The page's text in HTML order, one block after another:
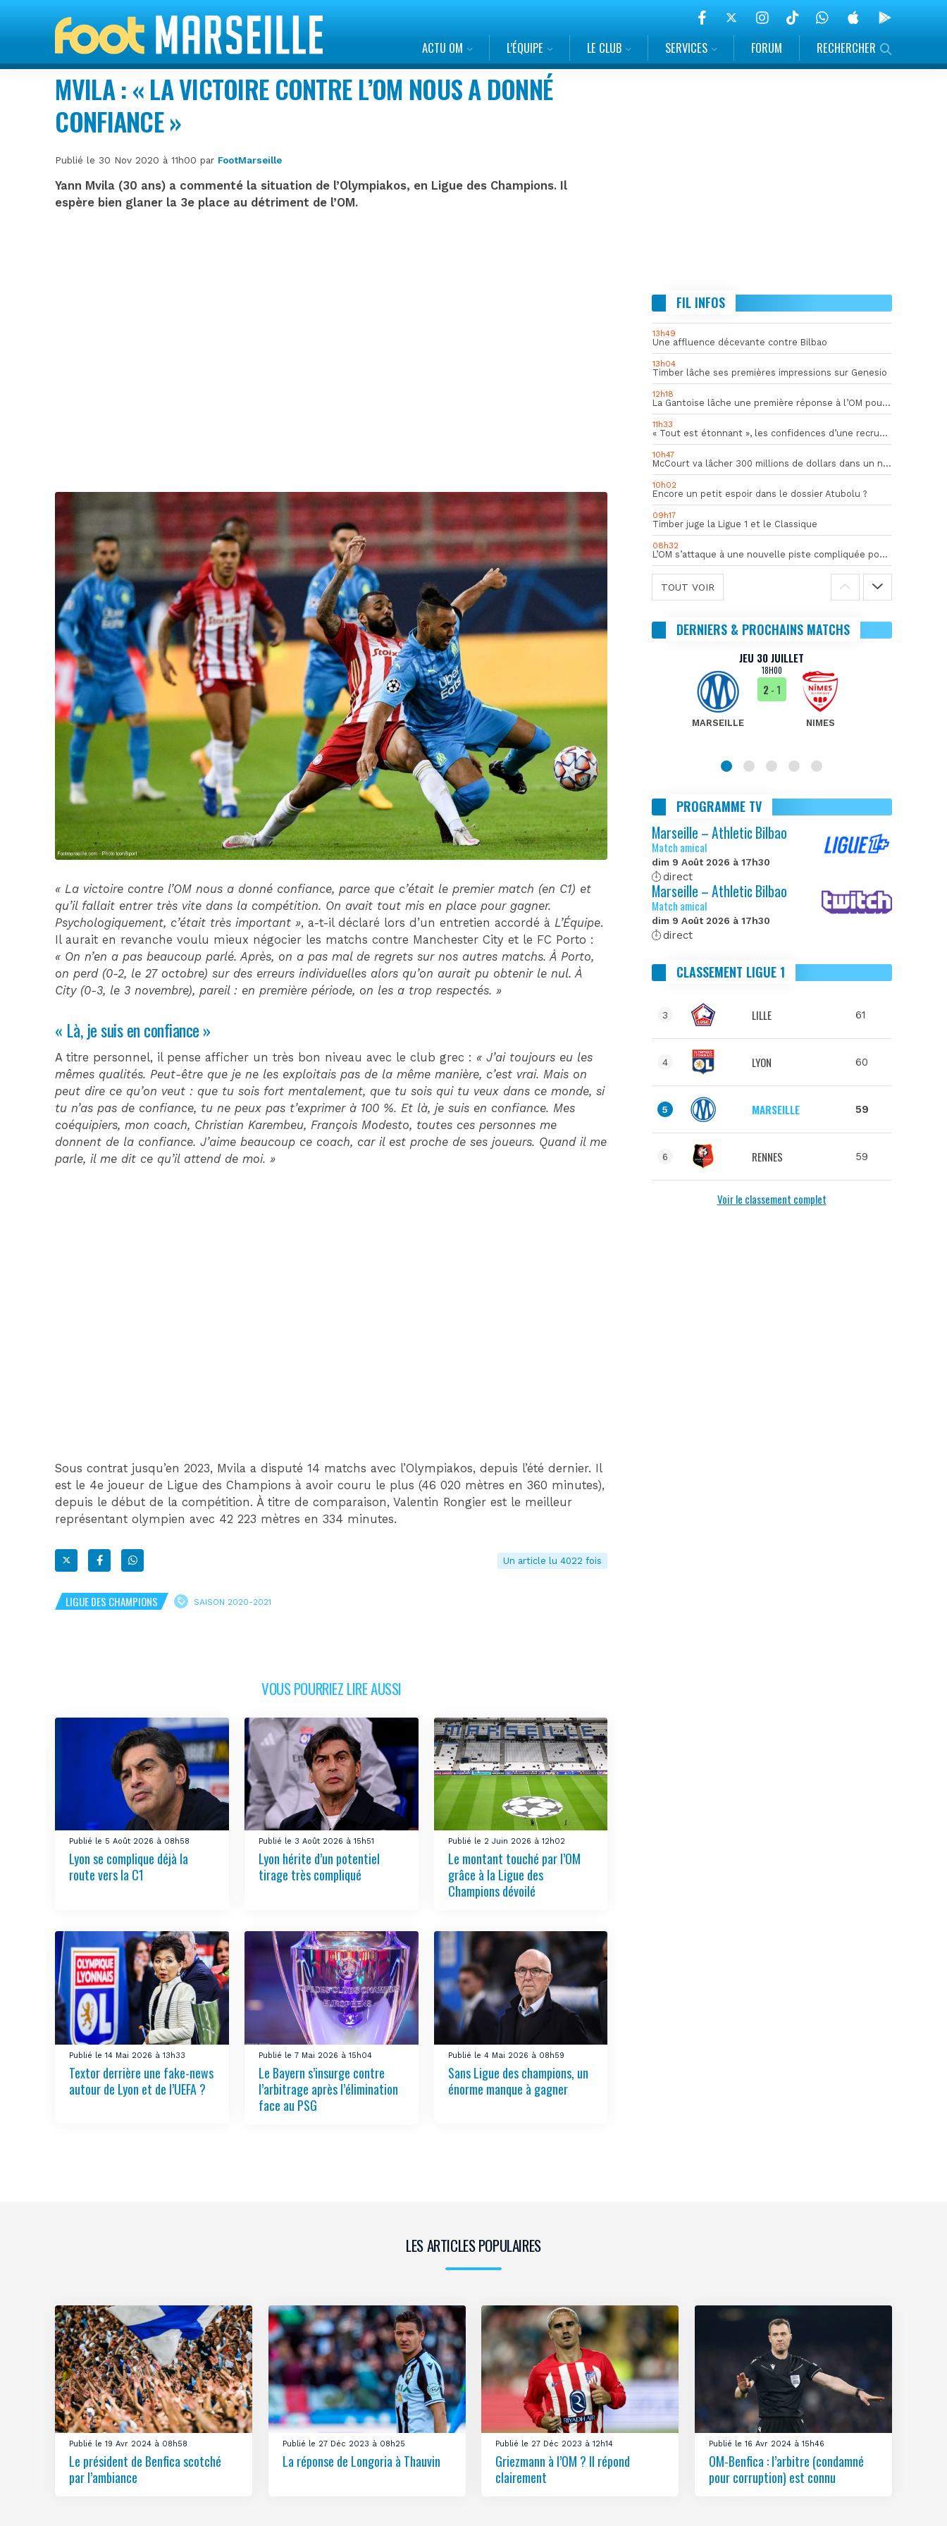
ACTU OM L’ÉQUIPE LE CLUB SERVICES FORUM RECHERCHER
MVILA : « LA VICTOIRE CONTRE L’OM NOUS A DONNÉ
CONFIANCE »
Publié le 30 Nov 2020 à 11h00 par FootMarseille
Yann Mvila (30 ans) a commenté la situation de l’Olympiakos, en Ligue des Champions. Il
espère bien glaner la 3e place au détriment de l’OM.
« La victoire contre l’OM nous a donné confiance, parce que c’était le premier match (en C1) et
qu’il fallait entrer très vite dans la compétition. On avait tout mis en place pour gagner.
Psychologiquement, c’était très important », a-t-il déclaré lors d’un entretien accordé à L’Équipe.
Il aurait en revanche voulu mieux négocier les matchs contre Manchester City et le FC Porto :
« On n’en a pas beaucoup parlé. Après, on a pas mal de regrets sur nos autres matchs. À Porto,
on perd (0-2, le 27 octobre) sur des erreurs individuelles alors qu’on aurait pu obtenir le nul. À
City (0-3, le 3 novembre), pareil : en première période, on les a trop respectés. »
« Là, je suis en confiance »
A titre personnel, il pense afficher un très bon niveau avec le club grec : « J’ai toujours eu les
mêmes qualités. Peut-être que je ne les exploitais pas de la même manière, c’est vrai. Mais on
peut dire ce qu’on veut : que tu sois fort mentalement, que tu sois qui tu veux dans ce monde, si
tu n’as pas de confiance, tu ne peux pas t’exprimer à 100 %. Et là, je suis en confiance. Mes
coéquipiers, mon coach, Christian Karembeu, François Modesto, toutes ces personnes me
donnent de la confiance. J’aime beaucoup ce coach, car il est proche de ses joueurs. Quand il me
parle, il me dit ce qu’il attend de moi. »
Sous contrat jusqu’en 2023, Mvila a disputé 14 matchs avec l’Olympiakos, depuis l’été dernier. Il
est le 4e joueur de Ligue des Champions à avoir couru le plus (46 020 mètres en 360 minutes),
depuis le début de la compétition. À titre de comparaison, Valentin Rongier est le meilleur
représentant olympien avec 42 223 mètres en 334 minutes.
Un article lu 4022 fois
LIGUE DES CHAMPIONS SAISON 2020-2021
VOUS POURRIEZ LIRE AUSSI
Publié le 5 Août 2026 à 08h58
Lyon se complique déjà la
route vers la C1
Publié le 3 Août 2026 à 15h51
Lyon hérite d’un potentiel
tirage très compliqué
Publié le 2 Juin 2026 à 12h02
Le montant touché par l’OM
grâce à la Ligue des
Champions dévoilé
Publié le 14 Mai 2026 à 13h33
Textor derrière une fake-news
autour de Lyon et de l’UEFA ?
Publié le 7 Mai 2026 à 15h04
Le Bayern s’insurge contre
l’arbitrage après l’élimination
face au PSG
Publié le 4 Mai 2026 à 08h59
Sans Ligue des champions, un
énorme manque à gagner
FIL INFOS
13h49
Une affluence décevante contre Bilbao
13h04
Timber lâche ses premières impressions sur Genesio
12h18
La Gantoise lâche une première réponse à l’OM pour Goore
11h33
« Tout est étonnant », les confidences d’une recrue du mercato hivernal de l’OM
10h47
McCourt va lâcher 300 millions de dollars dans un nouveau projet
10h02
Encore un petit espoir dans le dossier Atubolu ?
09h17
Timber juge la Ligue 1 et le Classique
08h32
L’OM s’attaque à une nouvelle piste compliquée pour la succession de Rulli
TOUT VOIR
DERNIERS & PROCHAINS MATCHS
MONACO
JEU 30 JUILLET
18H00
MARSEILLE
2- 1
NIMES
PROGRAMME TV
Marseille – Athletic Bilbao
Match amical
dim 9 Août 2026 à 17h30
direct
Marseille – Athletic Bilbao
Match amical
dim 9 Août 2026 à 17h30
direct
CLASSEMENT LIGUE 1
3 LILLE 61
4 LYON 60
5 MARSEILLE 59
6 RENNES 59
Voir le classement complet
LES ARTICLES POPULAIRES
Publié le 19 Avr 2024 à 08h58
Le président de Benfica scotché
par l’ambiance
Publié le 27 Déc 2023 à 08h25
La réponse de Longoria à Thauvin
Publié le 27 Déc 2023 à 12h14
Griezmann à l’OM ? Il répond
clairement
Publié le 16 Avr 2024 à 15h46
OM-Benfica : l’arbitre (condamné
pour corruption) est connu